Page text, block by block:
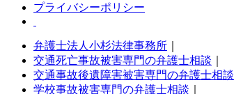
プライバシーポリシー
弁護士法人小杉法律事務所
交通死亡事故被害専門の弁護士相談
交通事故後遺障害被害専門の弁護士相談
学校事故被害専門の弁護士相談